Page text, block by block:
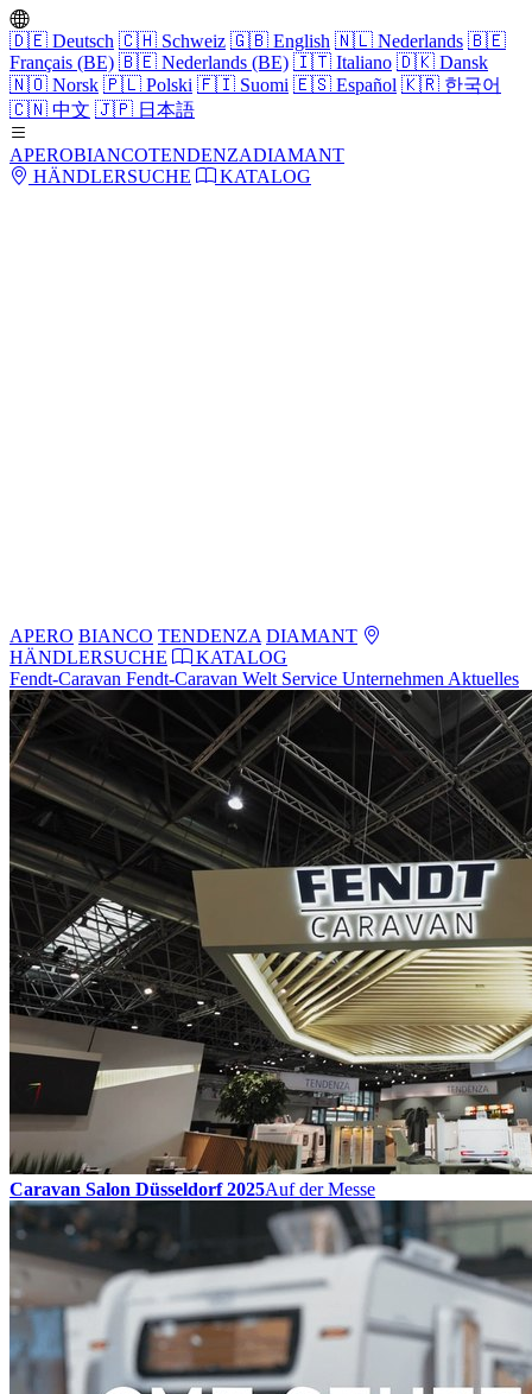
🇩🇪 Deutsch 🇨🇭 Schweiz 🇬🇧 English 🇳🇱 Nederlands 🇧🇪
Français (BE) 🇧🇪 Nederlands (BE) 🇮🇹 Italiano 🇩🇰 Dansk
🇳🇴 Norsk 🇵🇱 Polski 🇫🇮 Suomi 🇪🇸 Español 🇰🇷 한국어
🇨🇳 中文 🇯🇵 日本語
APEROBIANCOTENDENZADIAMANT
HÄNDLERSUCHE
KATALOG
APERO BIANCO TENDENZA DIAMANT
HÄNDLERSUCHE
KATALOG
Fendt-Caravan Fendt-Caravan Welt Service Unternehmen Aktuelles
Caravan Salon Düsseldorf 2025Auf der Messe